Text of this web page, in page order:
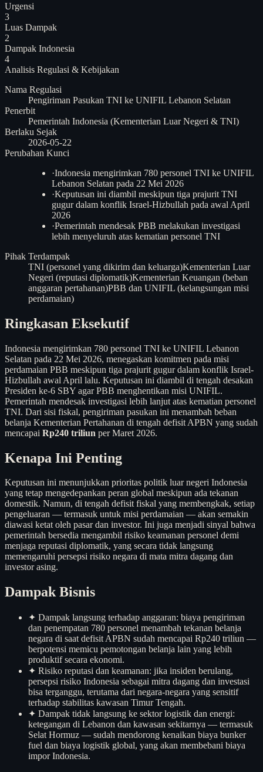
Urgensi
3
Luas Dampak
2
Dampak Indonesia
4
Analisis Regulasi & Kebijakan
Nama Regulasi
Pengiriman Pasukan TNI ke UNIFIL Lebanon Selatan
Penerbit
Pemerintah Indonesia (Kementerian Luar Negeri & TNI)
Berlaku Sejak
2026-05-22
Perubahan Kunci
·Indonesia mengirimkan 780 personel TNI ke UNIFIL
Lebanon Selatan pada 22 Mei 2026
·Keputusan ini diambil meskipun tiga prajurit TNI
gugur dalam konflik Israel-Hizbullah pada awal April
2026
·Pemerintah mendesak PBB melakukan investigasi
lebih menyeluruh atas kematian personel TNI
Pihak Terdampak
TNI (personel yang dikirim dan keluarga)Kementerian Luar
Negeri (reputasi diplomatik)Kementerian Keuangan (beban
anggaran pertahanan)PBB dan UNIFIL (kelangsungan misi
perdamaian)
Ringkasan Eksekutif
Indonesia mengirimkan 780 personel TNI ke UNIFIL Lebanon
Selatan pada 22 Mei 2026, menegaskan komitmen pada misi
perdamaian PBB meskipun tiga prajurit gugur dalam konflik Israel-
Hizbullah awal April lalu. Keputusan ini diambil di tengah desakan
Presiden ke-6 SBY agar PBB menghentikan misi UNIFIL.
Pemerintah mendesak investigasi lebih lanjut atas kematian personel
TNI. Dari sisi fiskal, pengiriman pasukan ini menambah beban
belanja Kementerian Pertahanan di tengah defisit APBN yang sudah
mencapai Rp240 triliun per Maret 2026.
Kenapa Ini Penting
Keputusan ini menunjukkan prioritas politik luar negeri Indonesia
yang tetap mengedepankan peran global meskipun ada tekanan
domestik. Namun, di tengah defisit fiskal yang membengkak, setiap
pengeluaran — termasuk untuk misi perdamaian — akan semakin
diawasi ketat oleh pasar dan investor. Ini juga menjadi sinyal bahwa
pemerintah bersedia mengambil risiko keamanan personel demi
menjaga reputasi diplomatik, yang secara tidak langsung
memengaruhi persepsi risiko negara di mata mitra dagang dan
investor asing.
Dampak Bisnis
✦ Dampak langsung terhadap anggaran: biaya pengiriman
dan penempatan 780 personel menambah tekanan belanja
negara di saat defisit APBN sudah mencapai Rp240 triliun —
berpotensi memicu pemotongan belanja lain yang lebih
produktif secara ekonomi.
✦ Risiko reputasi dan keamanan: jika insiden berulang,
persepsi risiko Indonesia sebagai mitra dagang dan investasi
bisa terganggu, terutama dari negara-negara yang sensitif
terhadap stabilitas kawasan Timur Tengah.
✦ Dampak tidak langsung ke sektor logistik dan energi:
ketegangan di Lebanon dan kawasan sekitarnya — termasuk
Selat Hormuz — sudah mendorong kenaikan biaya bunker
fuel dan biaya logistik global, yang akan membebani biaya
impor Indonesia.